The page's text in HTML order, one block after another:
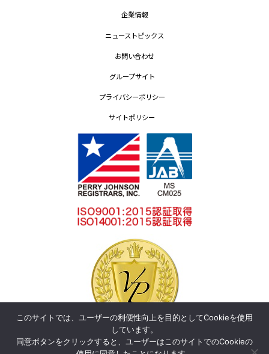
企業情報
ニューストピックス
お問い合わせ
グループサイト
プライバシーポリシー
サイトポリシー
このサイトでは、ユーザーの利便性向上を目的としてCookieを使用
しています。
同意ボタンをクリックすると、ユーザーはこのサイトでのCookieの